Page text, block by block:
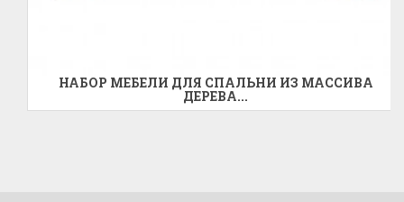
НАБОР МЕБЕЛИ ДЛЯ СПАЛЬНИ ИЗ МАССИВА
ДЕРЕВА...